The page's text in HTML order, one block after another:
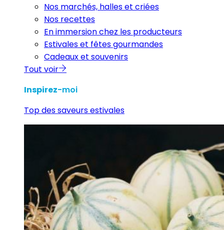
Nos marchés, halles et criées
Nos recettes
En immersion chez les producteurs
Estivales et fêtes gourmandes
Cadeaux et souvenirs
Tout voir
Inspirez-moi
Top des saveurs estivales